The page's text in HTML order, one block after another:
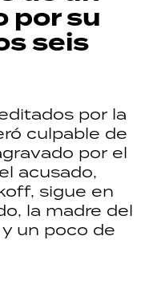
por su
seis
por la
culpable de
por el
acusado,
sigue en
la madre del
un poco de